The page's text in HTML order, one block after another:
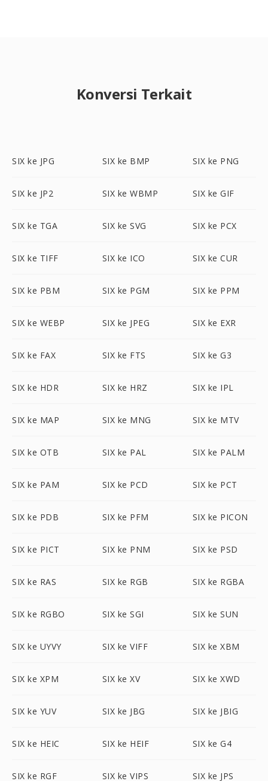
Konversi Terkait
SIX ke JPG SIX ke BMP SIX ke PNG
SIX ke JP2 SIX ke WBMP SIX ke GIF
SIX ke TGA SIX ke SVG SIX ke PCX
SIX ke TIFF SIX ke ICO SIX ke CUR
SIX ke PBM SIX ke PGM SIX ke PPM
SIX ke WEBP SIX ke JPEG SIX ke EXR
SIX ke FAX SIX ke FTS SIX ke G3
SIX ke HDR SIX ke HRZ SIX ke IPL
SIX ke MAP SIX ke MNG SIX ke MTV
SIX ke OTB SIX ke PAL SIX ke PALM
SIX ke PAM SIX ke PCD SIX ke PCT
SIX ke PDB SIX ke PFM SIX ke PICON
SIX ke PICT SIX ke PNM SIX ke PSD
SIX ke RAS SIX ke RGB SIX ke RGBA
SIX ke RGBO SIX ke SGI SIX ke SUN
SIX ke UYVY SIX ke VIFF SIX ke XBM
SIX ke XPM SIX ke XV SIX ke XWD
SIX ke YUV SIX ke JBG SIX ke JBIG
SIX ke HEIC SIX ke HEIF SIX ke G4
SIX ke RGF SIX ke VIPS SIX ke JPS